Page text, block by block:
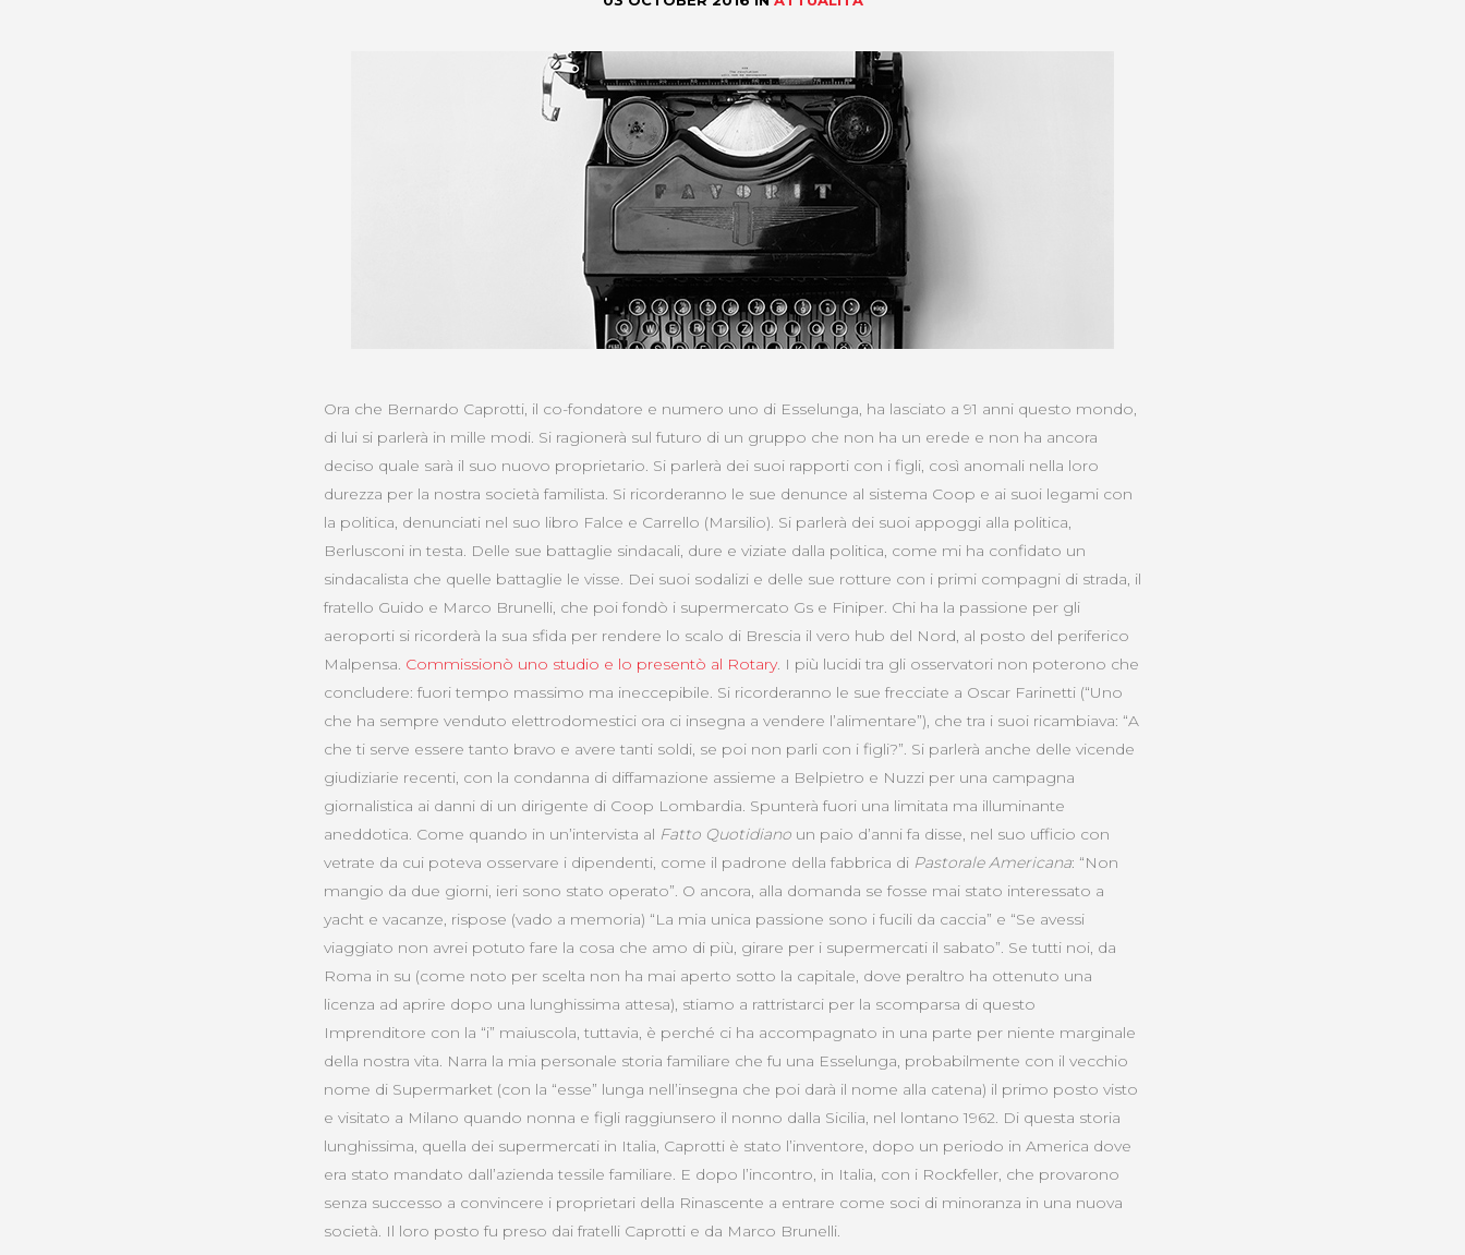
Ora che Bernardo Caprotti, il co-fondatore e numero uno di Esselunga, ha lasciato a 91 anni questo mondo,
di lui si parlerà in mille modi. Si ragionerà sul futuro di un gruppo che non ha un erede e non ha ancora
deciso quale sarà il suo nuovo proprietario. Si parlerà dei suoi rapporti con i figli, così anomali nella loro
durezza per la nostra società familista. Si ricorderanno le sue denunce al sistema Coop e ai suoi legami con
la politica, denunciati nel suo libro Falce e Carrello (Marsilio). Si parlerà dei suoi appoggi alla politica,
Berlusconi in testa. Delle sue battaglie sindacali, dure e viziate dalla politica, come mi ha confidato un
sindacalista che quelle battaglie le visse. Dei suoi sodalizi e delle sue rotture con i primi compagni di strada, il
fratello Guido e Marco Brunelli, che poi fondò i supermercato Gs e Finiper. Chi ha la passione per gli
aeroporti si ricorderà la sua sfida per rendere lo scalo di Brescia il vero hub del Nord, al posto del periferico
Malpensa. Commissionò uno studio e lo presentò al Rotary. I più lucidi tra gli osservatori non poterono che
concludere: fuori tempo massimo ma ineccepibile. Si ricorderanno le sue frecciate a Oscar Farinetti (“Uno
che ha sempre venduto elettrodomestici ora ci insegna a vendere l’alimentare”), che tra i suoi ricambiava: “A
che ti serve essere tanto bravo e avere tanti soldi, se poi non parli con i figli?”. Si parlerà anche delle vicende
giudiziarie recenti, con la condanna di diffamazione assieme a Belpietro e Nuzzi per una campagna
giornalistica ai danni di un dirigente di Coop Lombardia. Spunterà fuori una limitata ma illuminante
aneddotica. Come quando in un’intervista al Fatto Quotidiano un paio d’anni fa disse, nel suo ufficio con
vetrate da cui poteva osservare i dipendenti, come il padrone della fabbrica di Pastorale Americana: “Non
mangio da due giorni, ieri sono stato operato”. O ancora, alla domanda se fosse mai stato interessato a
yacht e vacanze, rispose (vado a memoria) “La mia unica passione sono i fucili da caccia” e “Se avessi
viaggiato non avrei potuto fare la cosa che amo di più, girare per i supermercati il sabato”. Se tutti noi, da
Roma in su (come noto per scelta non ha mai aperto sotto la capitale, dove peraltro ha ottenuto una
licenza ad aprire dopo una lunghissima attesa), stiamo a rattristarci per la scomparsa di questo
Imprenditore con la “i” maiuscola, tuttavia, è perché ci ha accompagnato in una parte per niente marginale
della nostra vita. Narra la mia personale storia familiare che fu una Esselunga, probabilmente con il vecchio
nome di Supermarket (con la “esse” lunga nell’insegna che poi darà il nome alla catena) il primo posto visto
e visitato a Milano quando nonna e figli raggiunsero il nonno dalla Sicilia, nel lontano 1962. Di questa storia
lunghissima, quella dei supermercati in Italia, Caprotti è stato l’inventore, dopo un periodo in America dove
era stato mandato dall’azienda tessile familiare. E dopo l’incontro, in Italia, con i Rockfeller, che provarono
senza successo a convincere i proprietari della Rinascente a entrare come soci di minoranza in una nuova
società. Il loro posto fu preso dai fratelli Caprotti e da Marco Brunelli.